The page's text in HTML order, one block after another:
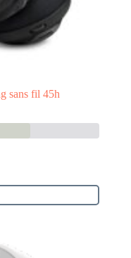
sans fil 45h